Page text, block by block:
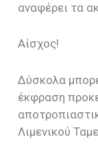
αναφέρει τα
Αίσχος!
Δύσκολα
έκφραση
Λιμενικού